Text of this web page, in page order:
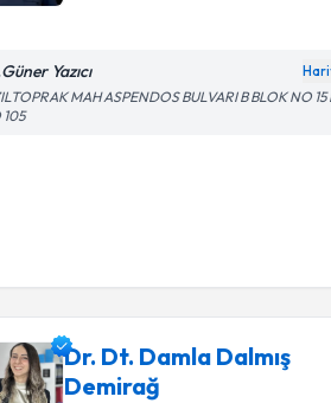
Yazıcı
MAH ASPENDOS BULVARI B BLOK NO 15
105
Dr. Dt. Damla Dalmış
Demirağ